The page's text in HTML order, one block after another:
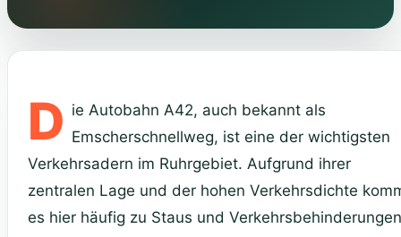
D ie Autobahn A42, auch bekannt als
Emscherschnellweg, ist eine der wichtigsten
Verkehrsadern im Ruhrgebiet. Aufgrund ihrer
zentralen Lage und der hohen Verkehrsdichte
es hier häufig zu Staus und